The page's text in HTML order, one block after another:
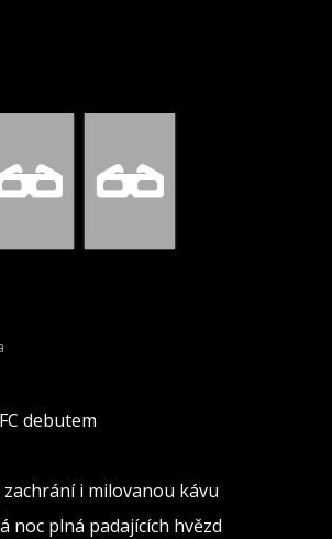
debutem
i milovanou kávu
noc plná padajících hvězd